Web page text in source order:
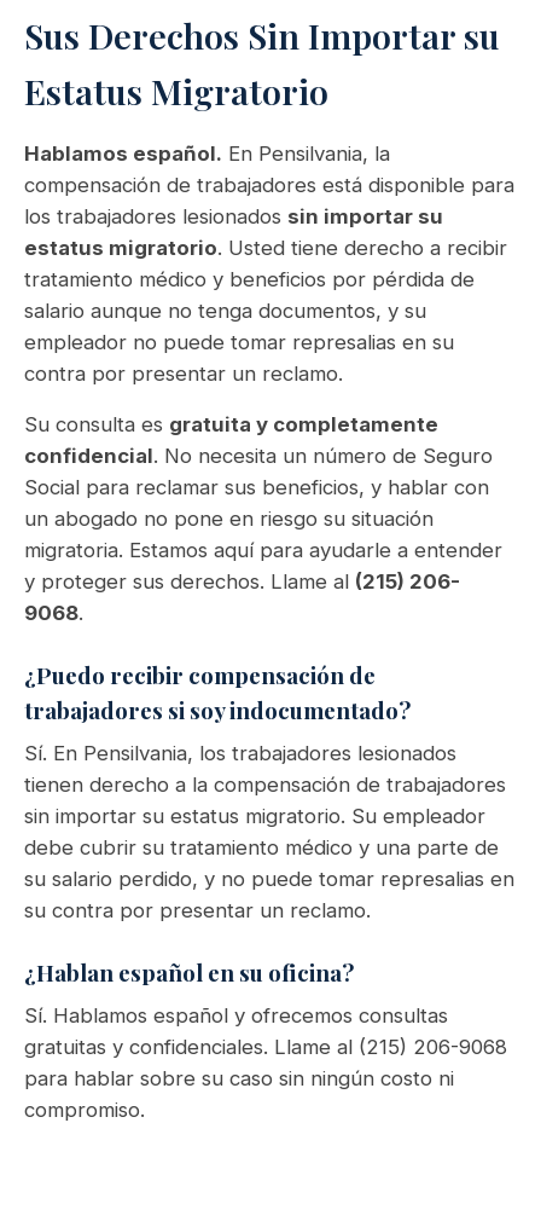
Sus Derechos Sin Importar su
Estatus Migratorio
Hablamos español. En Pensilvania, la
compensación de trabajadores está disponible para
los trabajadores lesionados sin importar su
estatus migratorio. Usted tiene derecho a recibir
tratamiento médico y beneficios por pérdida de
salario aunque no tenga documentos, y su
empleador no puede tomar represalias en su
contra por presentar un reclamo.
Su consulta es gratuita y completamente
confidencial. No necesita un número de Seguro
Social para reclamar sus beneficios, y hablar con
un abogado no pone en riesgo su situación
migratoria. Estamos aquí para ayudarle a entender
y proteger sus derechos. Llame al (215) 206-
9068.
¿Puedo recibir compensación de
trabajadores si soy indocumentado?
Sí. En Pensilvania, los trabajadores lesionados
tienen derecho a la compensación de trabajadores
sin importar su estatus migratorio. Su empleador
debe cubrir su tratamiento médico y una parte de
su salario perdido, y no puede tomar represalias en
su contra por presentar un reclamo.
¿Hablan español en su oficina?
Sí. Hablamos español y ofrecemos consultas
gratuitas y confidenciales. Llame al (215) 206-9068
para hablar sobre su caso sin ningún costo ni
compromiso.